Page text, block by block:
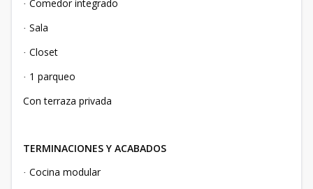
· Comedor integrado
· Sala
· Closet
· 1 parqueo
Con terraza privada
TERMINACIONES Y ACABADOS
· Cocina modular